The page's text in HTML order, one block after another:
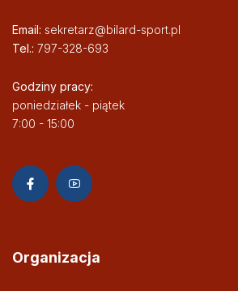
Email: sekretarz@bilard-sport.pl
Tel.: 797-328-693
Godziny pracy:
poniedziałek - piątek
7:00 - 15:00
Organizacja